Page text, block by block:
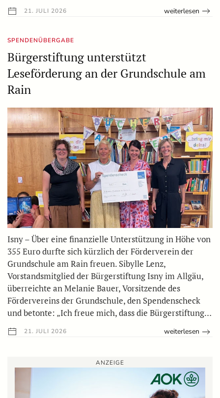
21. JULI 2026 weiterlesen
SPENDENÜBERGABE
Bürgerstiftung unterstützt
Leseförderung an der Grundschule am
Rain
Isny – Über eine finanzielle Unterstützung in Höhe von
355 Euro durfte sich kürzlich der Förderverein der
Grundschule am Rain freuen. Sibylle Lenz,
Vorstandsmitglied der Bürgerstiftung Isny im Allgäu,
überreichte an Melanie Bauer, Vorsitzende des
Fördervereins der Grundschule, den Spendenscheck
und betonte: „Ich freue mich, dass die Bürgerstiftung…
21. JULI 2026 weiterlesen
ANZEIGE